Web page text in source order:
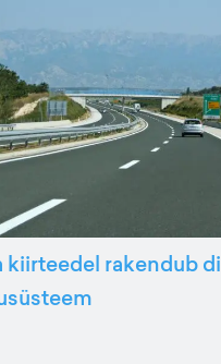
kiirteedel rakendub